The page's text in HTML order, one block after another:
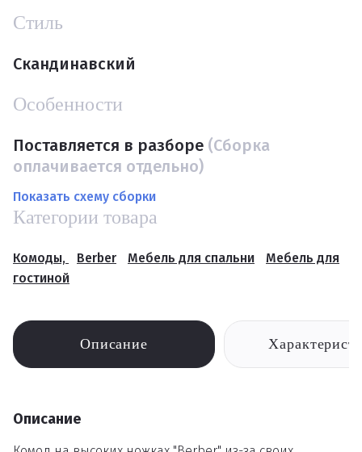
Стиль
Скандинавский
Особенности
Поставляется в разборе (Сборка
оплачивается отдельно)
Показать схему сборки
Категории товара
Комоды, Berber Мебель для спальни
Мебель для
гостиной
Описание
Описание